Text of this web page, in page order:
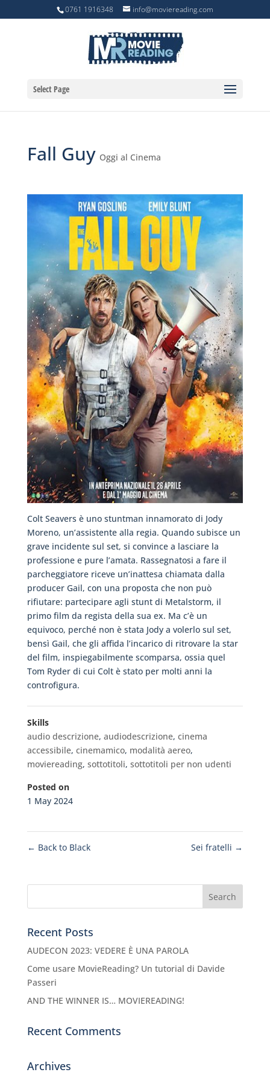
0761 1916348 info@moviereading.com
Select Page
Fall Guy Oggi al Cinema
Colt Seavers è uno stuntman innamorato di Jody
Moreno, un’assistente alla regia. Quando subisce un
grave incidente sul set, si convince a lasciare la
professione e pure l’amata. Rassegnatosi a fare il
parcheggiatore riceve un’inattesa chiamata dalla
producer Gail, con una proposta che non può
rifiutare: partecipare agli stunt di Metalstorm, il
primo film da regista della sua ex. Ma c’è un
equivoco, perché non è stata Jody a volerlo sul set,
bensì Gail, che gli affida l’incarico di ritrovare la star
del film, inspiegabilmente scomparsa, ossia quel
Tom Ryder di cui Colt è stato per molti anni la
controfigura.
Skills
audio descrizione, audiodescrizione, cinema
accessibile, cinemamico, modalità aereo,
moviereading, sottotitoli, sottotitoli per non udenti
Posted on
1 May 2024
← Back to Black Sei fratelli →
Recent Posts
AUDECON 2023: VEDERE È UNA PAROLA
Come usare MovieReading? Un tutorial di Davide
Passeri
AND THE WINNER IS… MOVIEREADING!
Recent Comments
Archives